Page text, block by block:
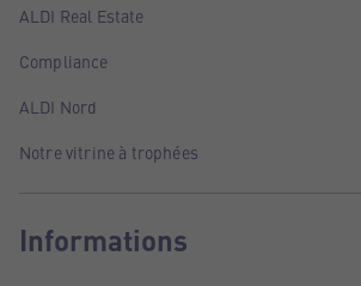
ALDI Real Estate
Compliance
ALDI Nord
Notre vitrine à trophées
Informations